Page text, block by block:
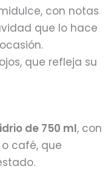
con notas
que lo hace
que refleja su
de 750 ml, con
café, que